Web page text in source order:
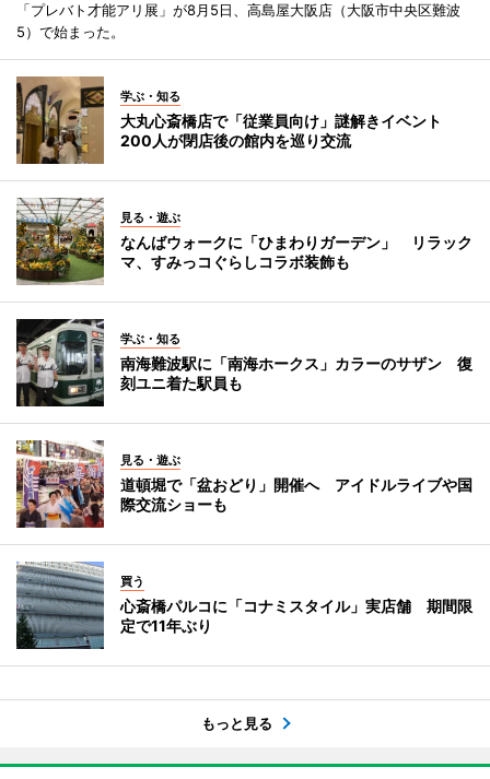
「プレバト才能アリ展」が8月5日、高島屋大阪店（大阪市中央区難波
5）で始まった。
学ぶ・知る
大丸心斎橋店で「従業員向け」謎解きイベント
200人が閉店後の館内を巡り交流
見る・遊ぶ
なんばウォークに「ひまわりガーデン」 リラック
マ、すみっコぐらしコラボ装飾も
学ぶ・知る
南海難波駅に「南海ホークス」カラーのサザン 復
刻ユニ着た駅員も
見る・遊ぶ
道頓堀で「盆おどり」開催へ アイドルライブや国
際交流ショーも
買う
心斎橋パルコに「コナミスタイル」実店舗 期間限
定で11年ぶり
もっと見る